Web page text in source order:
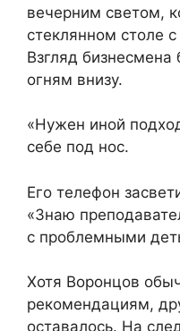
вечерним светом,
стеклянном столе
Взгляд
огням внизу.
«Нужен иной
себе под нос.
Его телефон
«Знаю
с проблемными
Хотя Воронцов
рекомендациям,
оставалось. На